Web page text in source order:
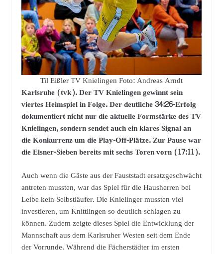
Til Eißler TV Knielingen Foto: Andreas Arndt
Karlsruhe (tvk). Der TV Knielingen gewinnt sein
viertes Heimspiel in Folge. Der deutliche 34:26-Erfolg
dokumentiert nicht nur die aktuelle Formstärke des TV
Knielingen, sondern sendet auch ein klares Signal an
die Konkurrenz um die Play-Off-Plätze. Zur Pause war
die Elsner-Sieben bereits mit sechs Toren vorn (17:11).
Auch wenn die Gäste aus der Fauststadt ersatzgeschwächt
antreten mussten, war das Spiel für die Hausherren bei
Leibe kein Selbstläufer. Die Knielinger mussten viel
investieren, um Knittlingen so deutlich schlagen zu
können. Zudem zeigte dieses Spiel die Entwicklung der
Mannschaft aus dem Karlsruher Westen seit dem Ende
der Vorrunde. Während die Fächerstädter im ersten